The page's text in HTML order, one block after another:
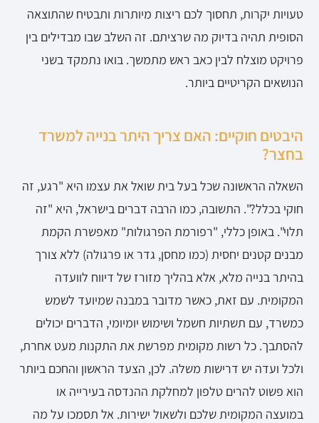
טעויות יקרות, תחסוך לכם ריצות מיותרות ותבטיח שהתוצאה
הסופית תהיה בדיוק מה שרציתם. זה השלב שבו מבדילים בין
פרויקט מוצלח לבין כאב ראש מתמשך. בואו נתמקד בשני
הנושאים הקריטיים ביותר.
היבטים חוקיים: האם צריך היתר בנייה למשרד
בחצר?
השאלה הראשונה שכל בעל בית שואל את עצמו היא "רגע, זה
חוקי בכלל?". התשובה, כמו הרבה דברים בישראל, היא "זה
תלוי". באופן כללי, "רפורמת הפרגולות" מאפשרת הקמת
מבנים קטנים יחסית (כמו מחסן, גדר או פרגולה) ללא צורך
בהיתר בנייה מלא, אלא בהליך מזורז של דיווח לוועדה
המקומית. עם זאת, כאשר מדובר במבנה שמיועד לשמש
כמשרד, עם תשתיות חשמל ושימוש יומיומי, הדברים יכולים
להסתבך. כל רשות מקומית מפרשת את התקנות מעט אחרת,
ולכל ועדה יש דרישות משלה. לכן, הצעד הראשון והחכם ביותר
הוא פשוט להרים טלפון למחלקת ההנדסה בעירייה או
במועצה המקומית שלכם ולשאול ישירות. אל תסמכו על מה